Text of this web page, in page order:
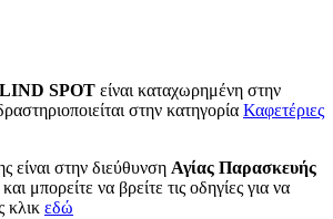
SPOT είναι καταχωρημένη στην
στην κατηγορία Καφετέριες
είναι στην διεύθυνση Αγίας Παρασκευής
και μπορείτε να βρείτε τις οδηγίες για να
κλικ εδώ